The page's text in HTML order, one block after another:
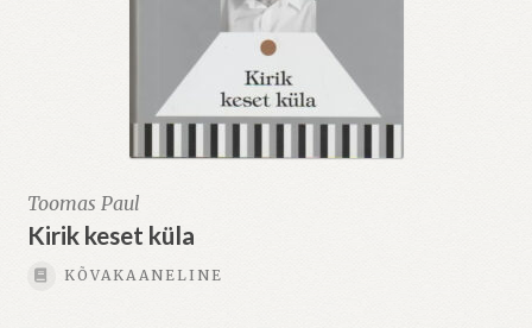
Toomas Paul
Kirik keset küla
KÕVAKAANELINE